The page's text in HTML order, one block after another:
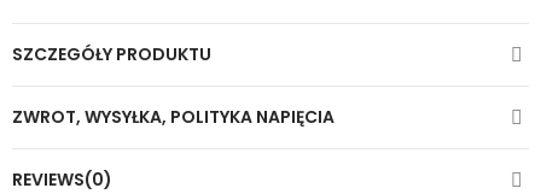
SZCZEGÓŁY PRODUKTU
ZWROT, WYSYŁKA, POLITYKA NAPIĘCIA
REVIEWS(0)